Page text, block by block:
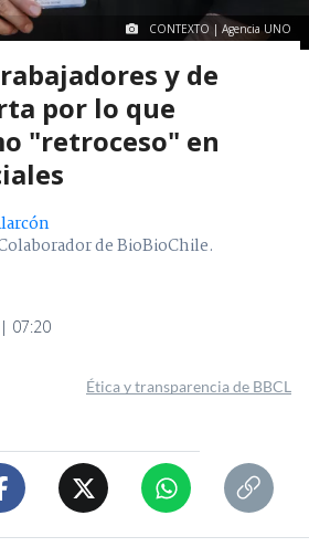
CONTEXTO | Agencia UNO
y de
por lo que
"retroceso" en
de BioBioChile.
07:20
Ética y transparencia de BBCL